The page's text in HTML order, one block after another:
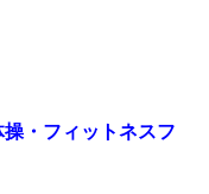
・フィットネスフ